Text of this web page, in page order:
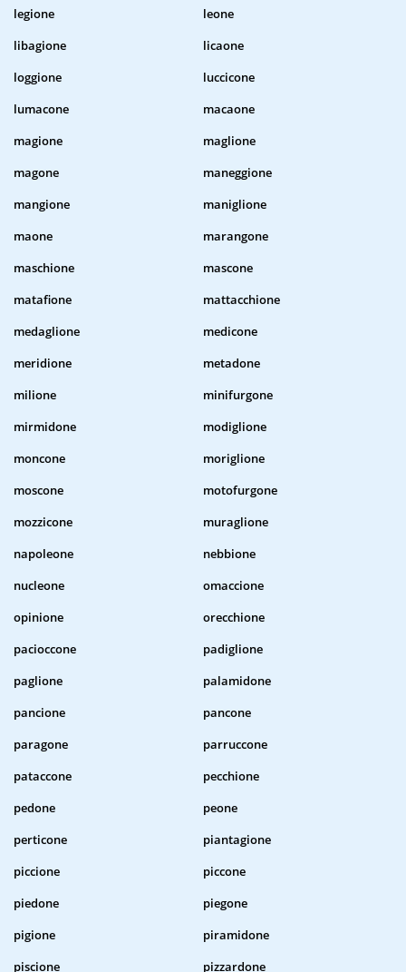
legione
leone
libagione
licaone
loggione
luccicone
lumacone
macaone
magione
maglione
magone
maneggione
mangione
maniglione
maone
marangone
maschione
mascone
matafione
mattacchione
medaglione
medicone
meridione
metadone
milione
minifurgone
mirmidone
modiglione
moncone
moriglione
moscone
motofurgone
mozzicone
muraglione
napoleone
nebbione
nucleone
omaccione
opinione
orecchione
pacioccone
padiglione
paglione
palamidone
pancione
pancone
paragone
parruccone
pataccone
pecchione
pedone
peone
perticone
piantagione
piccione
piccone
piedone
piegone
pigione
piramidone
piscione
pizzardone